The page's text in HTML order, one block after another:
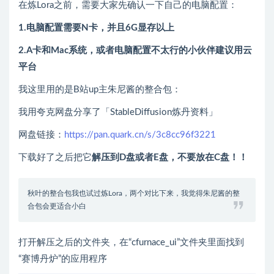
在炼Lora之前，需要大家先确认一下自己的电脑配置：
1.电脑配置需要N卡，并且6G显存以上
2.A卡和Mac系统，或者电脑配置不太行的小伙伴建议用云
平台
我这里用的是B站up主朱尼酱的整合包：
我用夸克网盘分享了「StableDiffusion炼丹资料」
网盘链接： https://pan.quark.cn/s/3c8cc96f3221
下载好了之后把它解压到D盘或者E盘，不要放在C盘！！
秋叶的整合包我也试过炼Lora，两个对比下来，我觉得朱尼酱的整
合包会更适合小白
打开解压之后的文件夹，在“cfurnace_ui”文件夹里面找到
“赛博丹炉”的应用程序